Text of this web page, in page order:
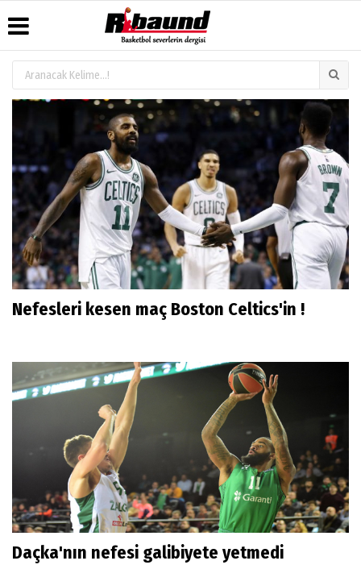
Üye Paneli
Gazete
Arşivi
Hava
Durumu
Gazete
Manşetleri
Anketler
Biyografiler
Köşe
Yazarları
Galeri
Foto
Galeri
Künye
İletişim
Çerez
Politikası
Gizlilik
İlkeleri
Nefesleri kesen maç Boston Celtics'in !
Daçka'nın nefesi galibiyete yetmedi